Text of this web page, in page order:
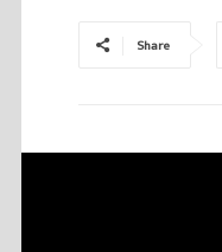
Share